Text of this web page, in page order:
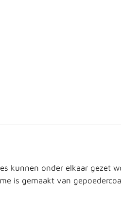
kunnen onder elkaar gezet
is gemaakt van